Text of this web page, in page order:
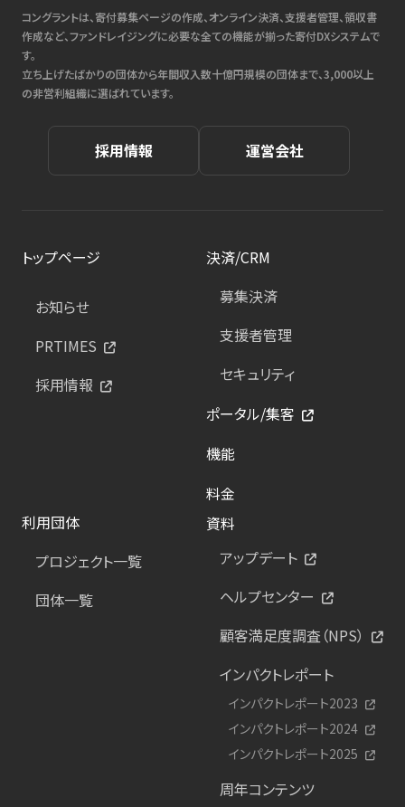
コングラントは、寄付募集ページの作成、オンライン決済、支援者管理、領収書
作成など、ファンドレイジングに必要な全ての機能が揃った寄付DXシステムで
す。
立ち上げたばかりの団体から年間収入数十億円規模の団体まで、3,000以上
の非営利組織に選ばれています。
採用情報 運営会社
トップページ
お知らせ
PRTIMES
採用情報
決済/CRM
募集決済
支援者管理
セキュリティ
ポータル/集客
機能
料金
利用団体
プロジェクト一覧
団体一覧
資料
アップデート
ヘルプセンター
顧客満足度調査（NPS）
インパクトレポート
インパクトレポート2023
インパクトレポート2024
インパクトレポート2025
周年コンテンツ